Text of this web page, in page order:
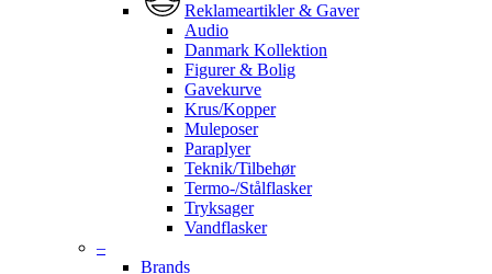
Reklameartikler & Gaver
Audio
Danmark Kollektion
Figurer & Bolig
Gavekurve
Krus/Kopper
Muleposer
Paraplyer
Teknik/Tilbehør
Termo-/Stålflasker
Tryksager
Vandflasker
–
Brands